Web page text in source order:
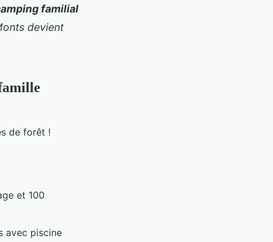
familial
devient
de forêt !
et 100
avec piscine